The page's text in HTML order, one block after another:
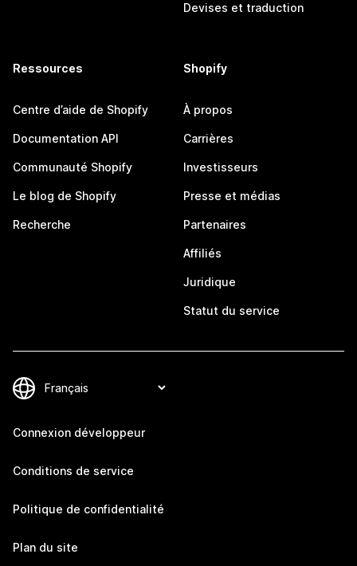
Devises et traduction
Ressources
Centre d’aide de Shopify
Documentation API
Communauté Shopify
Le blog de Shopify
Recherche
Shopify
À propos
Carrières
Investisseurs
Presse et médias
Partenaires
Affiliés
Juridique
Statut du service
Connexion développeur
Conditions de service
Politique de confidentialité
Plan du site